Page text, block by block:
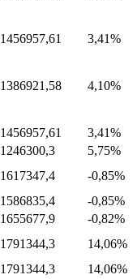
1456957,61 3,41%
1386921,58 4,10%
1456957,61 3,41%
1246300,3 5,75%
1617347,4 -0,85%
1586835,4 -0,85%
1655677,9 -0,82%
1791344,3 14,06%
1791344,3 14,06%